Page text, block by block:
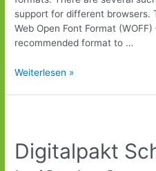
support for different browsers.
Web Open Font Format
recommended format to …
Weiterlesen »
Digitalpakt